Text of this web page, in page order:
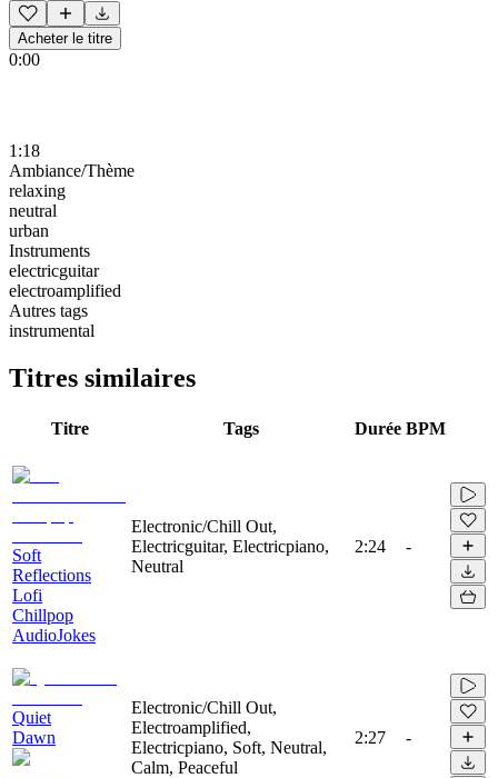
Acheter le titre
0:00
1:18
Ambiance/Thème
relaxing
neutral
urban
Instruments
electricguitar
electroamplified
Autres tags
instrumental
Titres similaires
Titre Tags Durée BPM
Soft
Reflections
Lofi
Chillpop
AudioJokes
Electronic/Chill Out,
Electricguitar, Electricpiano,
Neutral
2:24 -
Quiet
Dawn
Electronic/Chill Out,
Electroamplified,
Electricpiano, Soft, Neutral,
Calm, Peaceful
2:27 -